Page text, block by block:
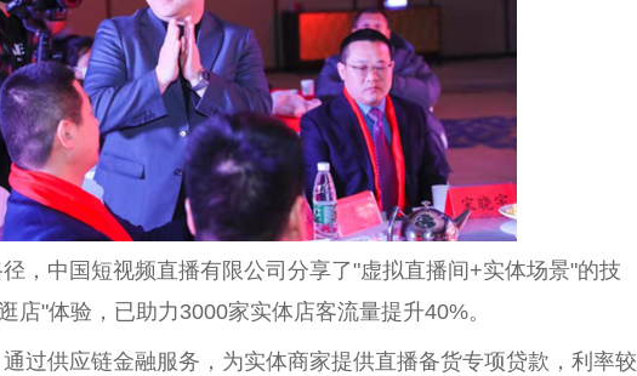
，中国短视频直播有限公司分享了"虚拟直播间+实体场景"的技
店"体验，已助力3000家实体店客流量提升40%。
过供应链金融服务，为实体商家提供直播备货专项贷款，利率较